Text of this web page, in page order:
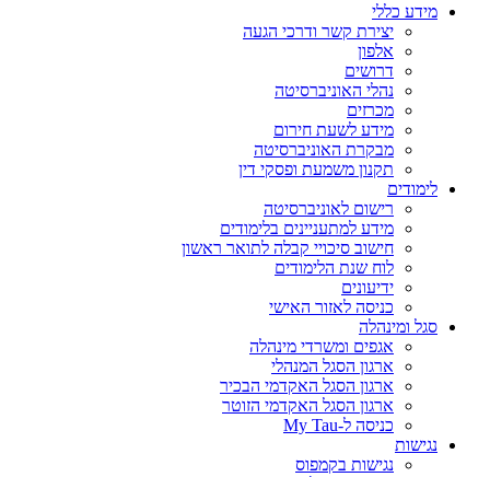
מידע כללי
יצירת קשר ודרכי הגעה
אלפון
דרושים
נהלי האוניברסיטה
מכרזים
מידע לשעת חירום
מבקרת האוניברסיטה
תקנון משמעת ופסקי דין
לימודים
רישום לאוניברסיטה
מידע למתעניינים בלימודים
חישוב סיכויי קבלה לתואר ראשון
לוח שנת הלימודים
ידיעונים
כניסה לאזור האישי
סגל ומינהלה
אגפים ומשרדי מינהלה
ארגון הסגל המנהלי
ארגון הסגל האקדמי הבכיר
ארגון הסגל האקדמי הזוטר
כניסה ל-My Tau
נגישות
נגישות בקמפוס